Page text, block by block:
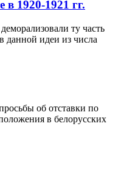
1920-1921 гг.
ту часть
данной идеи из числа
об отставки по
в белорусских